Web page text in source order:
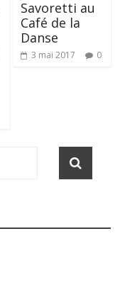
Savoretti au
Café de la
Danse
3 mai 2017 0